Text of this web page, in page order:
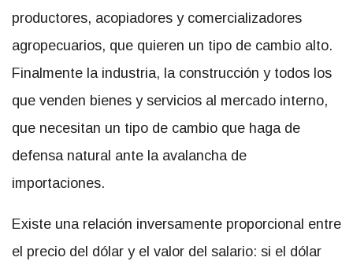
productores, acopiadores y comercializadores
agropecuarios, que quieren un tipo de cambio alto.
Finalmente la industria, la construcción y todos los
que venden bienes y servicios al mercado interno,
que necesitan un tipo de cambio que haga de
defensa natural ante la avalancha de
importaciones.
Existe una relación inversamente proporcional entre
el precio del dólar y el valor del salario: si el dólar